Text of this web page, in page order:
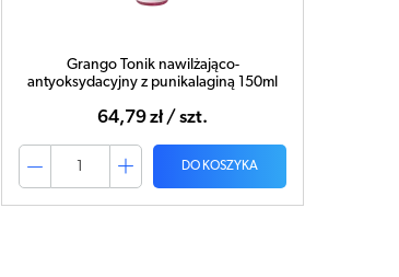
Grango Tonik nawilżająco-
antyoksydacyjny z punikalaginą 150ml
64,79 zł / szt.
DO KOSZYKA